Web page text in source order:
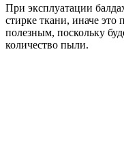
При эксплуатации
стирке ткани, иначе это
полезным, поскольку
количество пыли.